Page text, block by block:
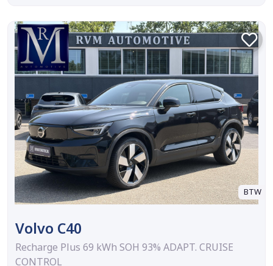
BTW
Volvo C40
Recharge Plus 69 kWh SOH 93% ADAPT. CRUISE
CONTROL